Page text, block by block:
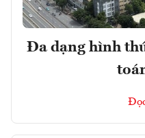
Đa dạng hình